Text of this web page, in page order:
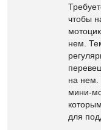
чтобы
нем.
на нем.
мини-
для